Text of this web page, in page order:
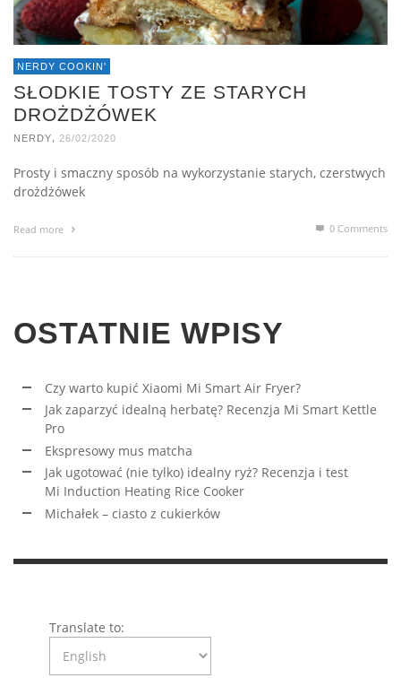
NERDY COOKIN'
SŁODKIE TOSTY ZE STARYCH
DROŻDŻÓWEK
NERDY 26/02/2020
Prosty i smaczny sposób na wykorzystanie starych, czerstwych
drożdżówek
Read more 0 Comments
OSTATNIE WPISY
Czy warto kupić Xiaomi Mi Smart Air Fryer?
Jak zaparzyć idealną herbatę? Recenzja Mi Smart Kettle
Pro
Ekspresowy mus matcha
Jak ugotować (nie tylko) idealny ryż? Recenzja i test
Mi Induction Heating Rice Cooker
Michałek – ciasto z cukierków
Translate to: